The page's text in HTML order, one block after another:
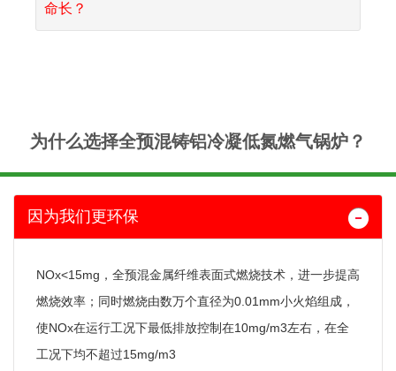
命长？
为什么选择全预混铸铝冷凝低氮燃气锅炉？
因为我们更环保
NOx<15mg，全预混金属纤维表面式燃烧技术，进一步提高
燃烧效率；同时燃烧由数万个直径为0.01mm小火焰组成，
使NOx在运行工况下最低排放控制在10mg/m3左右，在全
工况下均不超过15mg/m3